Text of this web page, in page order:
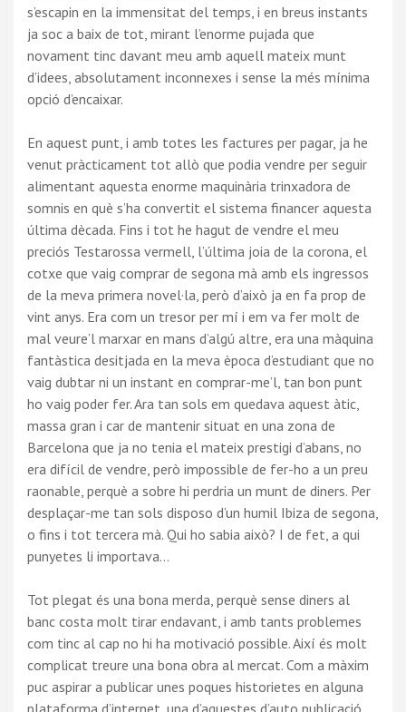
s’escapin en la immensitat del temps, i en breus instants
ja soc a baix de tot, mirant l’enorme pujada que
novament tinc davant meu amb aquell mateix munt
d’idees, absolutament inconnexes i sense la més mínima
opció d’encaixar.
En aquest punt, i amb totes les factures per pagar, ja he
venut pràcticament tot allò que podia vendre per seguir
alimentant aquesta enorme maquinària trinxadora de
somnis en què s’ha convertit el sistema financer aquesta
última dècada. Fins i tot he hagut de vendre el meu
preciós Testarossa vermell, l’última joia de la corona, el
cotxe que vaig comprar de segona mà amb els ingressos
de la meva primera novel·la, però d’això ja en fa prop de
vint anys. Era com un tresor per mí i em va fer molt de
mal veure’l marxar en mans d’algú altre, era una màquina
fantàstica desitjada en la meva època d’estudiant que no
vaig dubtar ni un instant en comprar-me’l, tan bon punt
ho vaig poder fer. Ara tan sols em quedava aquest àtic,
massa gran i car de mantenir situat en una zona de
Barcelona que ja no tenia el mateix prestigi d’abans, no
era difícil de vendre, però impossible de fer-ho a un preu
raonable, perquè a sobre hi perdria un munt de diners. Per
desplaçar-me tan sols disposo d’un humil Ibiza de segona,
o fins i tot tercera mà. Qui ho sabia això? I de fet, a qui
punyetes li importava…
Tot plegat és una bona merda, perquè sense diners al
banc costa molt tirar endavant, i amb tants problemes
com tinc al cap no hi ha motivació possible. Així és molt
complicat treure una bona obra al mercat. Com a màxim
puc aspirar a publicar unes poques historietes en alguna
plataforma d’internet, una d’aquestes d’auto publicació